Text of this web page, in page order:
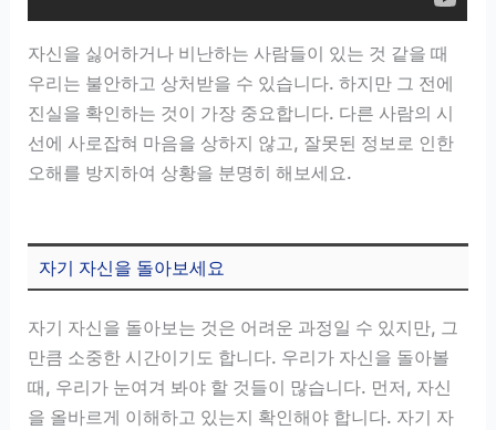
자신을 싫어하거나 비난하는 사람들이 있는 것 같을 때
우리는 불안하고 상처받을 수 있습니다. 하지만 그 전에
진실을 확인하는 것이 가장 중요합니다. 다른 사람의 시
선에 사로잡혀 마음을 상하지 않고, 잘못된 정보로 인한
오해를 방지하여 상황을 분명히 해보세요.
자기 자신을 돌아보세요
자기 자신을 돌아보는 것은 어려운 과정일 수 있지만, 그
만큼 소중한 시간이기도 합니다. 우리가 자신을 돌아볼
때, 우리가 눈여겨 봐야 할 것들이 많습니다. 먼저, 자신
을 올바르게 이해하고 있는지 확인해야 합니다. 자기 자